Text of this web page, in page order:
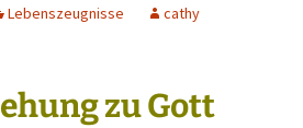
Lebenszeugnisse cathy
zu Gott